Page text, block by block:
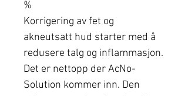
%
Korrigering av fet og
akneutsatt hud starter med å
redusere talg og inflammasjon.
Det er nettopp der AcNo-
Solution kommer inn. Den